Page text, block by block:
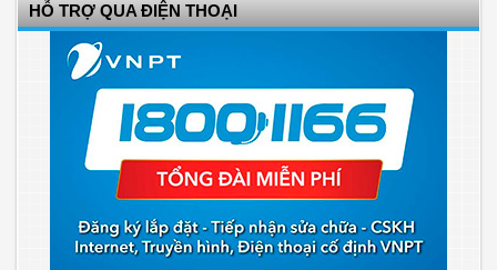
HỖ TRỢ QUA ĐIỆN THOẠI